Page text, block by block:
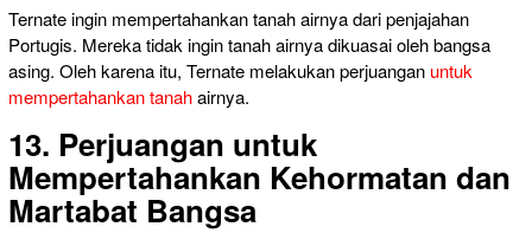
Ternate ingin mempertahankan tanah airnya dari penjajahan
Portugis. Mereka tidak ingin tanah airnya dikuasai oleh bangsa
asing. Oleh karena itu, Ternate melakukan perjuangan untuk
mempertahankan tanahairnya.
13. Perjuangan untuk
Mempertahankan Kehormatan dan
Martabat Bangsa